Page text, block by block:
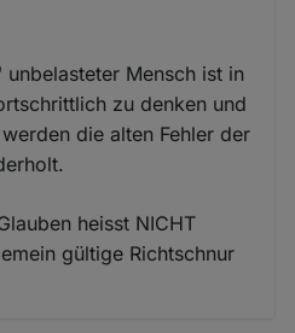
Mensch ist in
zu denken und
die alten Fehler der
heisst NICHT
gültige Richtschnur